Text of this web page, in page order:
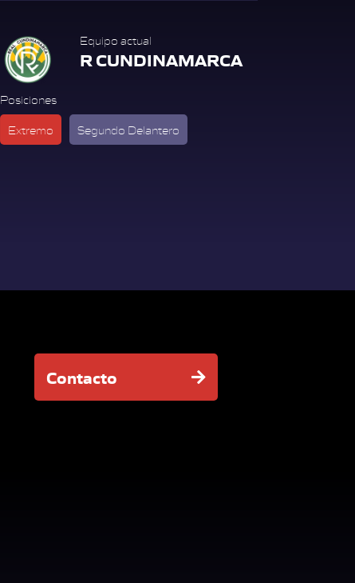
Equipo actual
R CUNDINAMARCA
Posiciones
Extremo Segundo Delantero
Contacto